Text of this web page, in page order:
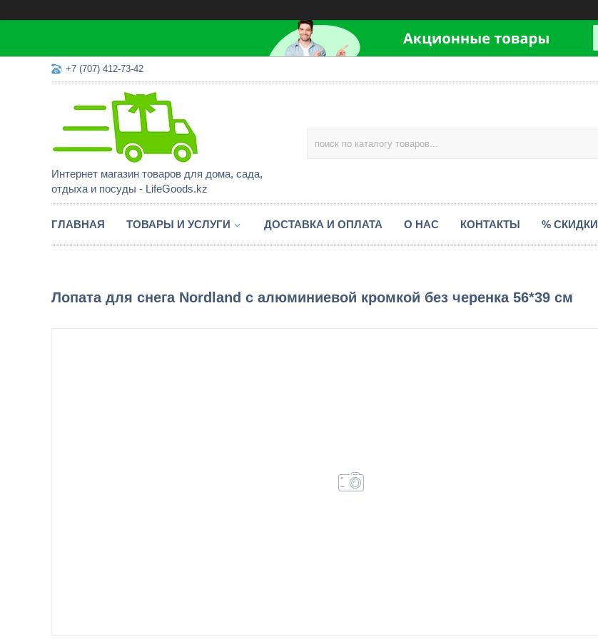
+7 (707) 412-73-42
Интернет магазин товаров для дома, сада,
отдыха и посуды - LifeGoods.kz
ГЛАВНАЯ ТОВАРЫ И УСЛУГИ ДОСТАВКА И ОПЛАТА О НАС КОНТАКТЫ % СКИДКИ
Лопата для снега Nordland с алюминиевой кромкой без черенка 56*39 см